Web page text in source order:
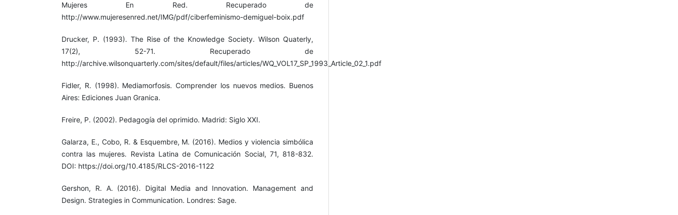
Mujeres En Red. Recuperado de
http://www.mujeresenred.net/IMG/pdf/ciberfeminismo-demiguel-boix.pdf
Drucker, P. (1993). The Rise of the Knowledge Society. Wilson Quaterly,
17(2), 52-71. Recuperado de
http://archive.wilsonquarterly.com/sites/default/files/articles/WQ_VOL17_SP_1993_Article_02_1.pdf
Fidler, R. (1998). Mediamorfosis. Comprender los nuevos medios. Buenos
Aires: Ediciones Juan Granica.
Freire, P. (2002). Pedagogía del oprimido. Madrid: Siglo XXI.
Galarza, E., Cobo, R. & Esquembre, M. (2016). Medios y violencia simbólica
contra las mujeres. Revista Latina de Comunicación Social, 71, 818-832.
DOI: https://doi.org/10.4185/RLCS-2016-1122
Gershon, R. A. (2016). Digital Media and Innovation. Management and
Design. Strategies in Communication. Londres: Sage.